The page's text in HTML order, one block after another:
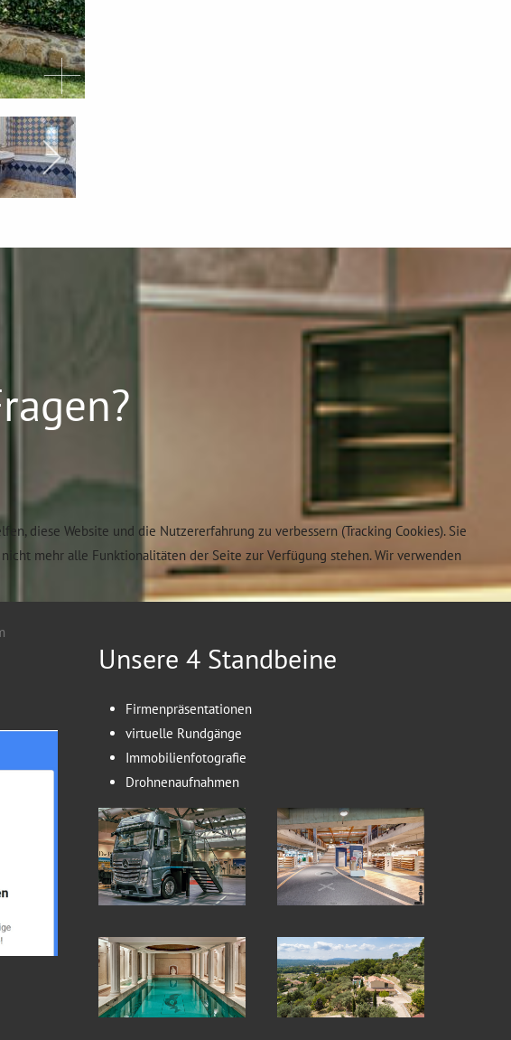
Unsere 4 Standbeine
Firmenpräsentationen
virtuelle Rundgänge
Immobilienfotografie
Drohnenaufnahmen
diese Website und die Nutzererfahrung zu verbessern (Tracking Cookies). Sie
mehr alle Funktionalitäten der Seite zur Verfügung stehen. Wir verwenden